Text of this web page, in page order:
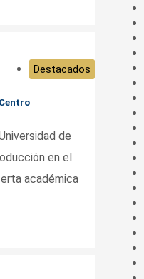
Destacados
de
en el
académica